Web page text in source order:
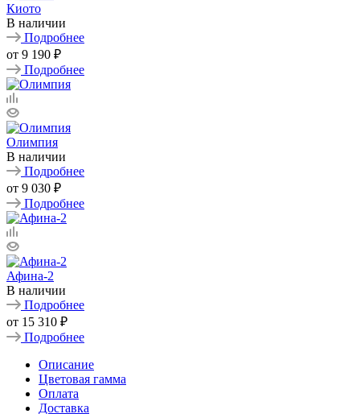
Киото
В наличии
Подробнее
от 9 190 ₽
Подробнее
Олимпия
В наличии
Подробнее
от 9 030 ₽
Подробнее
Афина-2
В наличии
Подробнее
от 15 310 ₽
Подробнее
Описание
Цветовая гамма
Оплата
Доставка